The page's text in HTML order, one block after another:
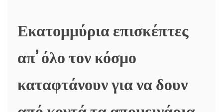
Εκατομμύρια επισκέπτες
απ’ όλο τον κόσμο
καταφτάνουν για να δουν